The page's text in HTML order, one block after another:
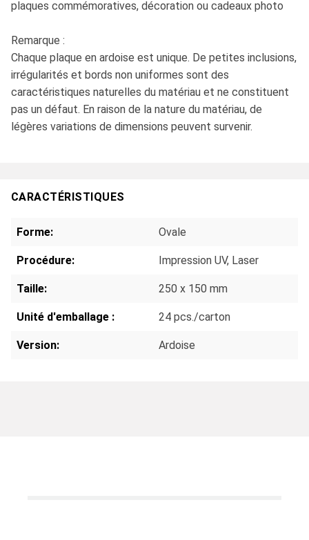
plaques commémoratives, décoration ou cadeaux photo
Remarque :
Chaque plaque en ardoise est unique. De petites inclusions,
irrégularités et bords non uniformes sont des
caractéristiques naturelles du matériau et ne constituent
pas un défaut. En raison de la nature du matériau, de
légères variations de dimensions peuvent survenir.
CARACTÉRISTIQUES
Forme: Ovale
Procédure: Impression UV, Laser
Taille: 250 x 150 mm
Unité d'emballage : 24 pcs./carton
Version: Ardoise